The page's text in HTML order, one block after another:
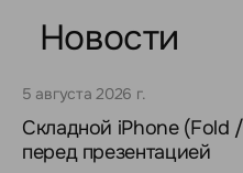
Новости
5 августа 2026 г.
Складной iPhone (Fold
перед презентацией